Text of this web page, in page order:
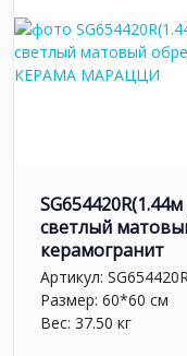
светлый
керамогранит
Артикул:
Размер: 60*60 см
Вес: 37.50 кг